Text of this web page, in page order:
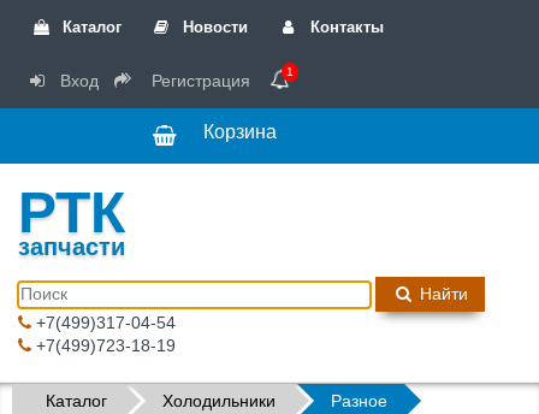
Каталог Новости Контакты
Вход Регистрация 1
Корзина
РТК
запчасти
Найти
+7(499)317-04-54
+7(499)723-18-19
Каталог Холодильники Разное